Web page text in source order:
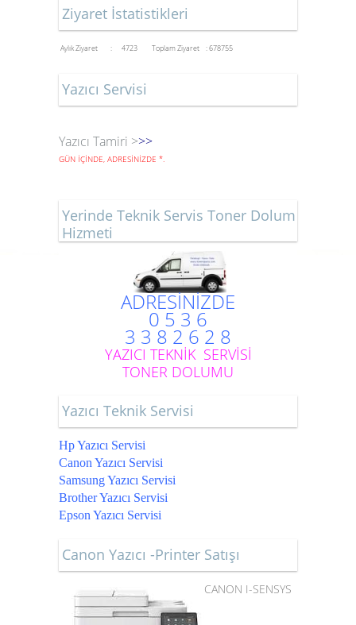
Ziyaret İstatistikleri
Aylık Ziyaret : 4723 Toplam Ziyaret : 678755
Yazıcı Servisi
Yazıcı Tamiri >>>
GÜN İÇİNDE, ADRESİNİZDE *.
Yerinde Teknik Servis Toner Dolum
Hizmeti
ADRESİNİZDE
0 5 3 6
3 3 8 2 6 2 8
YAZICI TEKNİK SERVİSİ
TONER DOLUMU
Yazıcı Teknik Servisi
Hp Yazıcı Servisi
Canon Yazıcı Servisi
Samsung Yazıcı Servisi
Brother Yazıcı Servisi
Epson Yazıcı Servisi
Canon Yazıcı -Printer Satışı
CANON I-SENSYS